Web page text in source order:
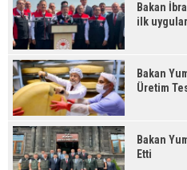
Bakan
ilk
Bakan
Üretim
Bakan
Etti